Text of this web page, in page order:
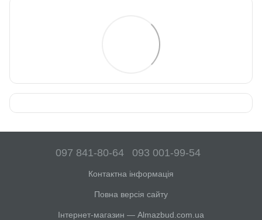
097 841-80-64 093 001-99-54
Контактна інформація
Повна версія сайту
Інтернет-магазин — Almazbud.com.ua